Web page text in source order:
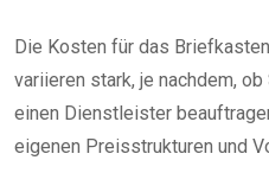
Die Kosten für das
variieren stark, je nachdem,
einen Dienstleister
eigenen Preisstrukturen und